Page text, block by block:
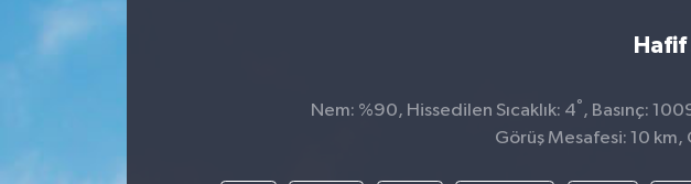
Hafif
Nem: %90, Hissedilen Sıcaklık: 4° , Basınç:
Görüş Mesafesi: 10 km,